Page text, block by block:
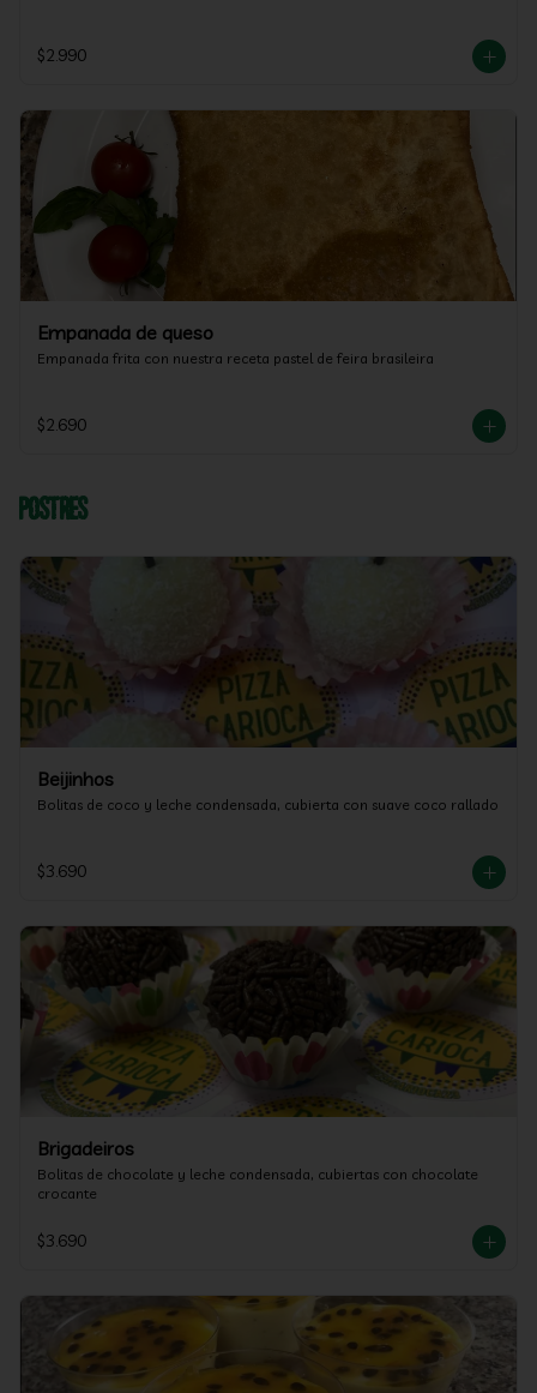
$2.990
Empanada de queso
Empanada frita con nuestra receta pastel de feira brasileira
$2.690
Postres
Beijinhos
Bolitas de coco y leche condensada, cubierta con suave coco rallado
$3.690
Brigadeiros
Bolitas de chocolate y leche condensada, cubiertas con chocolate
crocante
$3.690